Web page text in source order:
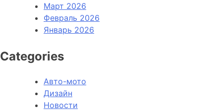
Март 2026
Февраль 2026
Январь 2026
Categories
Авто-мото
Дизайн
Новости